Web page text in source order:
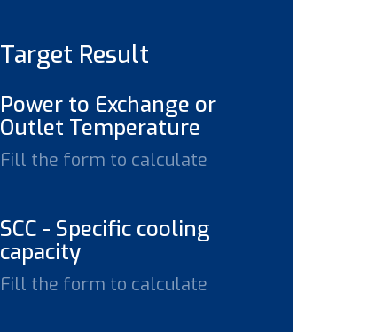
Target Result
Power to Exchange or
Outlet Temperature
Fill the form to calculate
SCC - Specific cooling
capacity
Fill the form to calculate